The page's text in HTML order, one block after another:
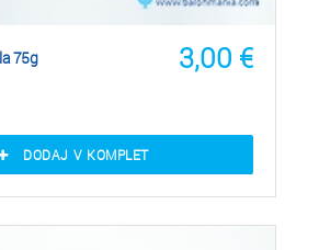
3,00 €
75g
DODAJ V KOMPLET